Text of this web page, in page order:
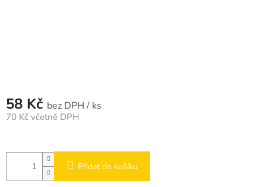
58 Kč / ks
70 Kč včetně DPH
Přidat do košíku